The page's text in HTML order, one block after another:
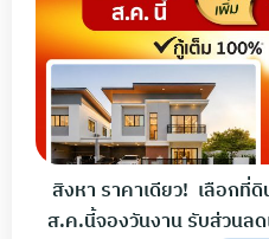
สิงหา ราคาเดียว! เลือกที่ดินใ
ส.ค.นี้จองวันงาน รับส่วนล